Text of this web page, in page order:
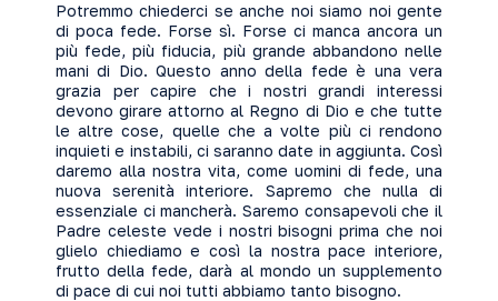
Potremmo chiederci se anche noi siamo noi gente
di poca fede. Forse sì. Forse ci manca ancora un
più fede, più fiducia, più grande abbandono nelle
mani di Dio. Questo anno della fede è una vera
grazia per capire che i nostri grandi interessi
devono girare attorno al Regno di Dio e che tutte
le altre cose, quelle che a volte più ci rendono
inquieti e instabili, ci saranno date in aggiunta. Così
daremo alla nostra vita, come uomini di fede, una
nuova serenità interiore. Sapremo che nulla di
essenziale ci mancherà. Saremo consapevoli che il
Padre celeste vede i nostri bisogni prima che noi
glielo chiediamo e così la nostra pace interiore,
frutto della fede, darà al mondo un supplemento
di pace di cui noi tutti abbiamo tanto bisogno.